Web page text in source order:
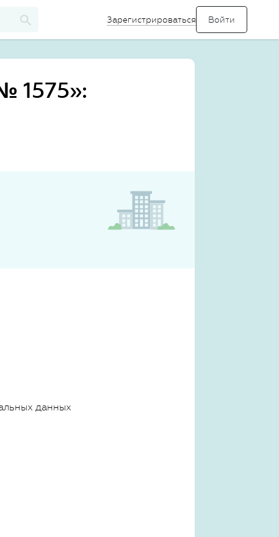
Зарегистрироваться
1575»:
данных